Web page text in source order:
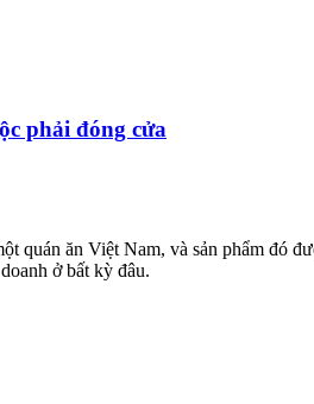
phải đóng cửa
quán ăn Việt Nam, và sản phẩm đó
ở bất kỳ đâu.